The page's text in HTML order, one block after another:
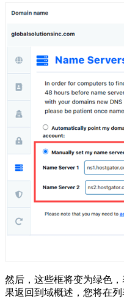
然后，这些框将变为绿色
果返回到域概述，您将在